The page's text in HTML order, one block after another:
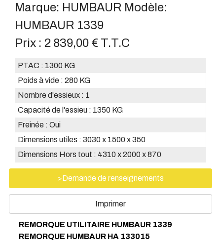
Marque: HUMBAUR Modèle:
HUMBAUR 1339
Prix : 2 839,00 € T.T.C
PTAC : 1300 KG
Poids à vide : 280 KG
Nombre d'essieux : 1
Capacité de l'essieu : 1350 KG
Freinée : Oui
Dimensions utiles : 3030 x 1500 x 350
Dimensions Hors tout : 4310 x 2000 x 870
>Demande de renseignements
Imprimer
REMORQUE UTILITAIRE HUMBAUR 1339
REMORQUE HUMBAUR HA 133015